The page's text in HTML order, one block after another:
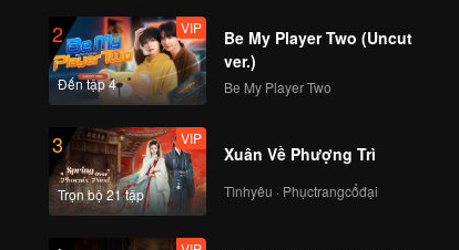
110 111
112
114 115
2
Đến tập 4
VIP
Be My Player Two (Uncut
ver.)
Be My Player Two
3
Trọn bộ 21 tập
VIP
Xuân Về Phượng Trì
Tìnhyêu · Phụctrangcổđại